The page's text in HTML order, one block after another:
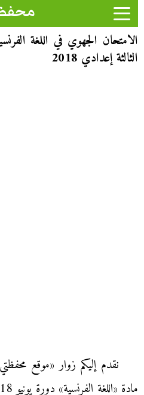
الامتحان الجهوي في اللغة
الثالثة إعدادي 2018
نقدم إليكم زوار «موقع